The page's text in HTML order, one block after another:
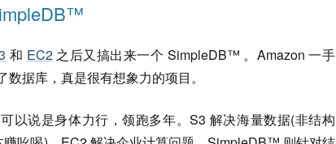
和 EC2之后又搞出来一个 SimpleDB™ 。Amazon 一手
据库，真是很有想象力的项目。
以说是身体力行，领跑多年。S3 解决海量数据(非结构